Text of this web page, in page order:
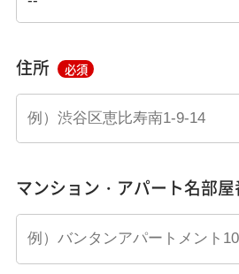
住所 必須
マンション・アパート名部